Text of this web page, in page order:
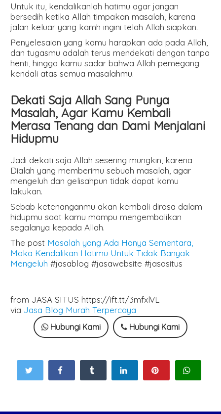
Untuk itu, kendalikanlah hatimu agar jangan
bersedih ketika Allah timpakan masalah, karena
jalan keluar yang kamh ingini telah Allah siapkan.
Penyelesaian yang kamu harapkan ada pada Allah,
dan tugasmu adalah terus mendekati dengan tanpa
henti, hingga kamu sadar bahwa Allah pemegang
kendali atas semua masalahmu.
Dekati Saja Allah Sang Punya
Masalah, Agar Kamu Kembali
Merasa Tenang dan Dami Menjalani
Hidupmu
Jadi dekati saja Allah sesering mungkin, karena
Dialah yang memberimu sebuah masalah, agar
mengeluh dan gelisahpun tidak dapat kamu
lakukan.
Sebab ketenanganmu akan kembali dirasa dalam
hidupmu saat kamu mampu mengembalikan
segalanya kepada Allah.
The post Masalah yang Ada Hanya Sementara,
Maka Kendalikan Hatimu Untuk Tidak Banyak
Mengeluh #jasablog #jasawebsite #jasasitus
from JASA SITUS https://ift.tt/3mfxlVL
via Jasa Blog Murah Terpercaya
Hubungi Kami Hubungi Kami